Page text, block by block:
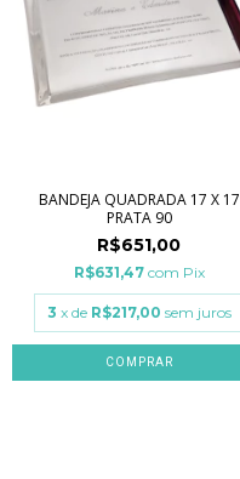
BANDEJA QUADRADA 17 X 17
PRATA 90
R$651,00
R$631,47 com Pix
3 x de R$217,00 sem juros
COMPRAR